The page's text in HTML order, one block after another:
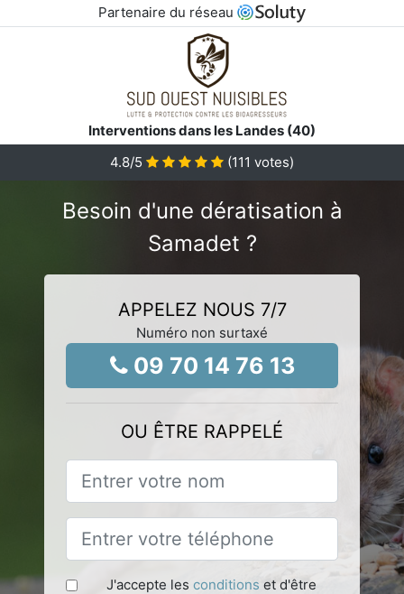
Partenaire du réseau
Interventions dans les Landes (40)
4.8/5 (111 votes)
Besoin d'une dératisation à
Samadet ?
APPELEZ NOUS 7/7
Numéro non surtaxé
09 70 14 76 13
OU ÊTRE RAPPELÉ
J'accepte les conditions et d'être